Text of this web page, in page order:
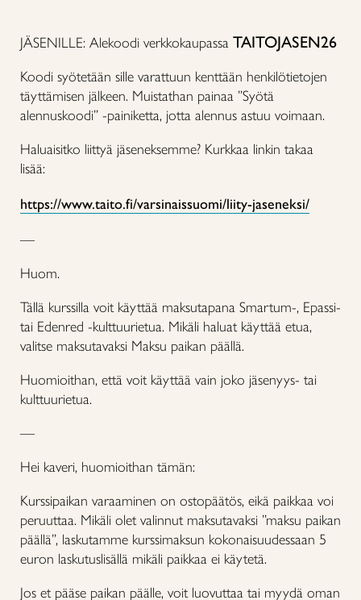
JÄSENILLE: Alekoodi verkkokaupassa TAITOJASEN26
Koodi syötetään sille varattuun kenttään henkilötietojen
täyttämisen jälkeen. Muistathan painaa ”Syötä
alennuskoodi” -painiketta, jotta alennus astuu voimaan.
Haluaisitko liittyä jäseneksemme? Kurkkaa linkin takaa
lisää:
https://www.taito.fi/varsinaissuomi/liity-jaseneksi/
—
Huom.
Tällä kurssilla voit käyttää maksutapana Smartum-, Epassi-
tai Edenred -kulttuurietua. Mikäli haluat käyttää etua,
valitse maksutavaksi Maksu paikan päällä.
Huomioithan, että voit käyttää vain joko jäsenyys- tai
kulttuurietua.
—
Hei kaveri, huomioithan tämän:
Kurssipaikan varaaminen on ostopäätös, eikä paikkaa voi
peruuttaa. Mikäli olet valinnut maksutavaksi ”maksu paikan
päällä”, laskutamme kurssimaksun kokonaisuudessaan 5
euron laskutuslisällä mikäli paikkaa ei käytetä.
Jos et pääse paikan päälle, voit luovuttaa tai myydä oman